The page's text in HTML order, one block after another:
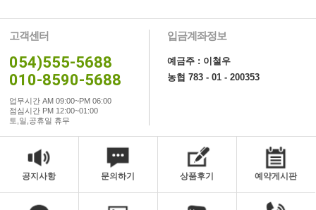
고객센터
054)555-5688
010-8590-5688
업무시간 AM 09:00~PM 06:00
점심시간 PM 12:00~01:00
토,일,공휴일 휴무
입금계좌정보
예금주 : 이철우
농협 783 - 01 - 200353
공지사항 문의하기 상품후기 예약게시판